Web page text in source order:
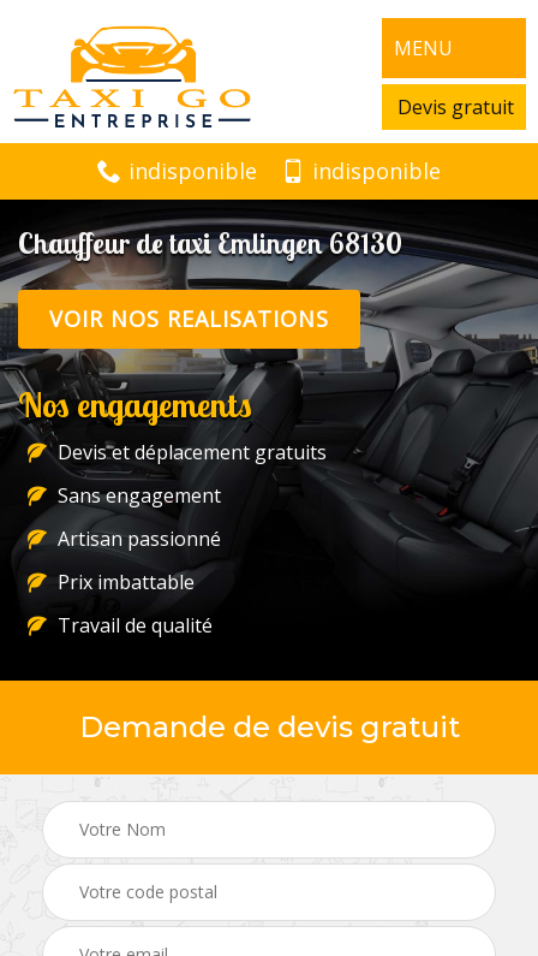
MENU
Devis gratuit
indisponible indisponible
Chauffeur de taxi Emlingen 68130
VOIR NOS REALISATIONS
Nos engagements
Devis et déplacement gratuits
Sans engagement
Artisan passionné
Prix imbattable
Travail de qualité
Demande de devis gratuit